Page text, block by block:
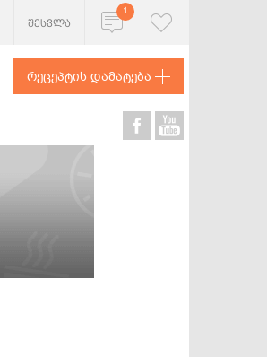
შესვლა
1
რეცეპტის დამატება
თევზი და